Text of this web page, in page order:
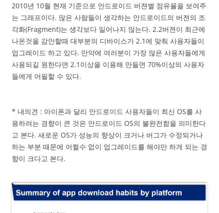
2010년 10월 현재 기준으로 안드로이드 버젼별 점유율을 보여주
는 그래프이다. 많은 사람들이 생각하는 안드로이드의 버젼의 조
각화(Fragment)는 생각보다 일어나지 않는다. 2.2버젼이 최근에
나온것을 감안할때 대부분의 디바이스가 2.1에 맞춰 사용자들이
업그레이드 하고 있다. 만약에 여러분이 가장 많은 사용자들에게
사용되길 원한다면 2.1이상을 이용해 만들면 70%이상의 사용자
들에게 어필할 수 있다.
* 내의견 : 아이폰과 달리 안드로이드 사용자들이 최신 OS를 사
용하려는 경향이 큰 것은 안드로이드 OS의 불완전함을 의미한다
고 본다. 새로운 OS가 성능의 향상이 크거나 버그가 수정되거나
하는 부분 때문에 어쩔수 없이 업그레이드를 해야만 하게 되는 경
향이 크다고 본다.